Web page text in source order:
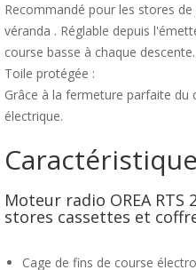
Recommandé pour les stores
véranda . Réglable depuis
course basse à chaque descente.
Toile protégée :
Grâce à la fermeture parfaite
électrique.
Moteur radio OREA RTS
stores cassettes et
Cage de fins de course